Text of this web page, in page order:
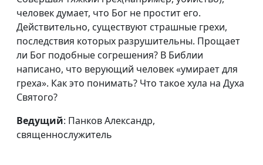
человек думает, что Бог не простит его.
Действительно, существуют страшные грехи,
последствия которых разрушительны. Прощает
ли Бог подобные согрешения? В Библии
написано, что верующий человек «умирает для
греха». Как это понимать? Что такое хула на Духа
Святого?
Ведущий: Панков Александр,
священнослужитель
священнослужитель
Покрывало неверия
Панков Александр,
священнослужитель
Письмо Христа
Панков Александр,
священнослужитель
#233
священнослужитель
Дух прощения